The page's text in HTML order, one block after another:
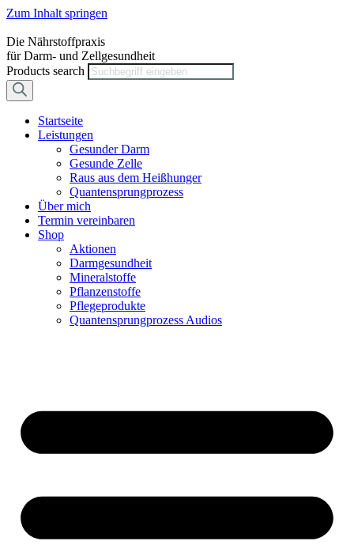
Zum Inhalt springen
Die Nährstoffpraxis
für Darm- und Zellgesundheit
Products search
Startseite
Leistungen
Gesunder Darm
Gesunde Zelle
Raus aus dem Heißhunger
Quantensprungprozess
Über mich
Termin vereinbaren
Shop
Aktionen
Darmgesundheit
Mineralstoffe
Pflanzenstoffe
Pflegeprodukte
Quantensprungprozess Audios